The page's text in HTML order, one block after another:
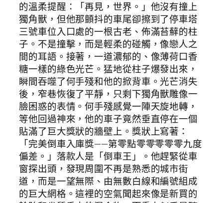
的溫柔提醒：「再見，世界。」他沒有撞上
獨角獸，但他那顫抖的車尾卻擦到了停車塔
三號車位入口處的一根古老、佈滿苔蘚的柱
子。不是撞擊，而是輕柔的碰觸，像戀人之
間的耳語。接著，一道濃郁的、像薄荷口香
糖一樣的綠色光芒。猛地從柱子爆發出來，
瞬間吞噬了何手殘和他的掀背車。光芒消失
後，窄巷恢復了平靜，只剩下獨角獸雕像一
臉困惑的表情。何手殘感覺一陣天旋地轉，
等他回過神來，他的車子竟然垂直停在一個
貼滿了巨大獎狀的牆壁上。獎狀上寫著：
「完美倒車入庫獎——第零點零零零零零九度
偏差。」落款人是「倒車王」。他趕緊從車
窗探出頭，發現周圍不再是熟悉的城市街
道，而是一望無際、由無數白線和編號組成
的巨大網格。這裡的空氣聞起來像是新買的